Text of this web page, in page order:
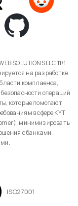
на разработке
комплаенса,
операций
которые помогают
в сфере KYT
минимизировать
с банками,
ISO27001